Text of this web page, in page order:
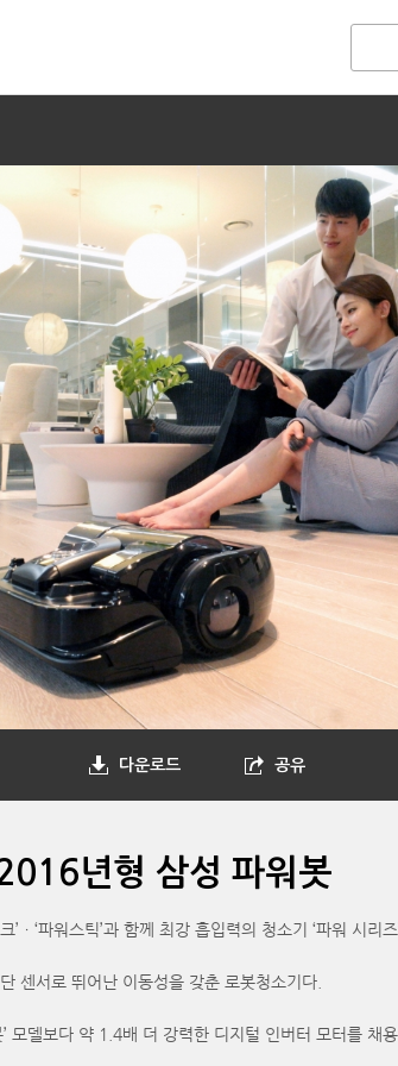
다운로드 공유
년형 삼성 파워봇
‘파워스틱’과 함께 최강 흡입력의 청소기 ‘파워 시리
센서로 뛰어난 이동성을 갖춘 로봇청소기다.
모델보다 약 1.4배 더 강력한 디지털 인버터 모터를 채